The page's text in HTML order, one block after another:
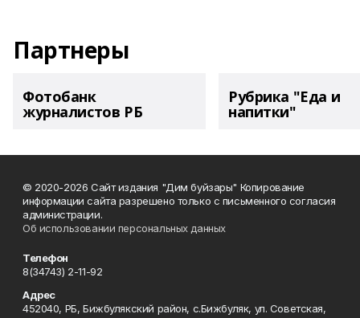
Партнеры
Фотобанк
журналистов РБ
Рубрика "Еда и
напитки"
© 2020-2026 Сайт издания "Дим буйзары" Копирование
информации сайта разрешено только с письменного согласия
администрации.
Об использовании персональных данных
Телефон
8(34743) 2-11-92
Адрес
452040, РБ, Бижбулякский район, с.Бижбуляк, ул. Советская,